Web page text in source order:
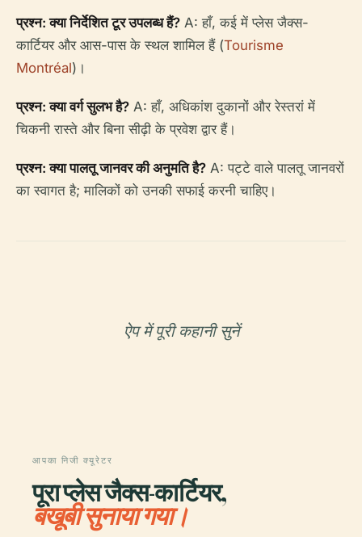
प्रश्न: क्या निर्देशित टूर उपलब्ध हैं? A: हाँ, कई में प्लेस जैक्स-
कार्टियर और आस-पास के स्थल शामिल हैं (Tourisme
Montréal)।
प्रश्न: क्या वर्ग सुलभ है? A: हाँ, अधिकांश दुकानों और रेस्तरां में
चिकनी रास्ते और बिना सीढ़ी के प्रवेश द्वार हैं।
प्रश्न: क्या पालतू जानवर की अनुमति है? A: पट्टे वाले पालतू जानवरों
का स्वागत है; मालिकों को उनकी सफाई करनी चाहिए।
ऐप में पूरी कहानी सुनें
आपका निजी क्यूरेटर
पूरा प्लेस जैक्स-कार्टियर,
बखूबी सुनाया गया।